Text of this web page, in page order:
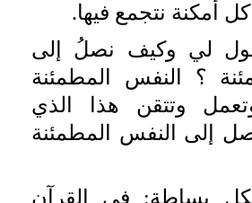
أمكنة نتجمع فيها.
لي وكيف نصلُ إلى
؟ النفس المطمئنة
وتتقن هذا الذي
إلى النفس المطمئنة
بساطة: في القرآن